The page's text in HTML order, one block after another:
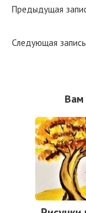
Предыдущая
Следующая запись
Вам